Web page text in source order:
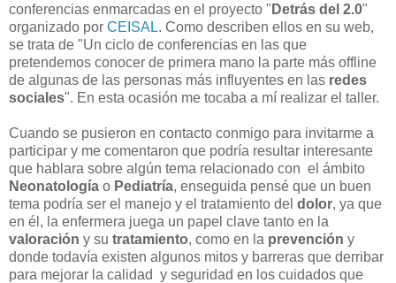
conferencias enmarcadas en el proyecto " Detrás del 2.0"
organizado por CEISAL. Como describen ellos en su web,
se trata de "Un ciclo de conferencias en las que
pretendemos conocer de primera mano la parte más offline
de algunas de las personas más influyentes en las redes
sociales". En esta ocasión me tocaba a mí realizar el taller.
Cuando se pusieron en contacto conmigo para invitarme a
participar y me comentaron que podría resultar interesante
que hablara sobre algún tema relacionado con el ámbito
Neonatología o Pediatría, enseguida pensé que un buen
tema podría ser el manejo y el tratamiento del dolor, ya que
en él, la enfermera juega un papel clave tanto en la
valoración y su tratamiento, como en la prevención y
donde todavía existen algunos mitos y barreras que derribar
para mejorar la calidad y seguridad en los cuidados que